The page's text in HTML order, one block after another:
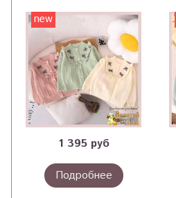
new
1 395 руб
Подробнее